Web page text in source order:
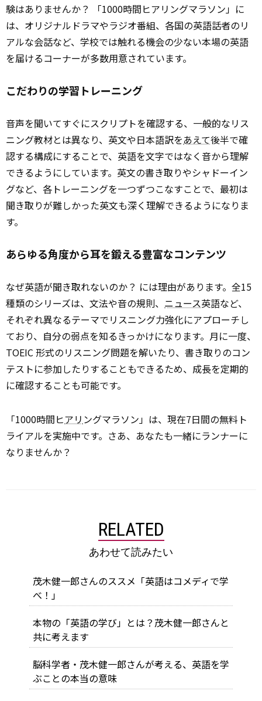
験はありませんか？ 「1000時間ヒアリングマラソン」に
は、オリジナルドラマやラジオ番組、各国の英語話者のリ
アルな会話など、学校では触れる機会の少ない本場の英語
を届けるコーナーが多数用意されています。
こだわりの学習トレーニング
音声を聞いてすぐにスクリプトを確認する、一般的なリス
ニング教材とは異なり、英文や日本語訳をあえて後半で確
認する構成にすることで、英語を文字ではなく音から理解
できるようにしています。英文の書き取りやシャドーイン
グなど、各トレーニングを一つずつこなすことで、最初は
聞き取りが難しかった英文も深く理解できるようになりま
す。
あらゆる角度から耳を鍛える豊富なコンテンツ
なぜ英語が聞き取れないのか？ には理由があります。全15
種類のシリーズは、文法や音の規則、 ニュース英語など、
それぞれ異なるテーマでリスニング力強化にアプローチし
ており、自分の弱点を知るきっかけになります。月に一度、
TOEIC 形式のリスニング問題を解いたり、書き取りのコン
テストに参加したりすることもできるため、成長を定期的
に確認することも可能です。
「1000時間ヒアリ ングマラソン」は、現在7日間の無料ト
ライアルを実施中です。さあ、あなたも一緒にランナーに
なりませんか？
RELATED
あわせて読みたい
茂木健一郎さんのススメ「英語はコメディで学
べ！」
本物の「英語の学び」とは？茂木健一郎さんと
共に考えます
脳科学者・茂木健一郎さんが考える、英語を学
ぶことの本当の意味